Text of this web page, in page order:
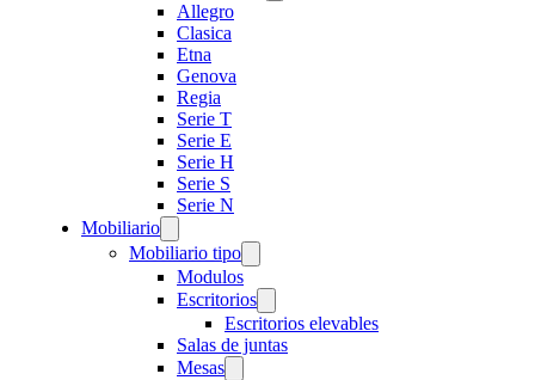
Allegro
Clasica
Etna
Genova
Regia
Serie T
Serie E
Serie H
Serie S
Serie N
Mobiliario
Mobiliario tipo
Modulos
Escritorios
Escritorios elevables
Salas de juntas
Mesas